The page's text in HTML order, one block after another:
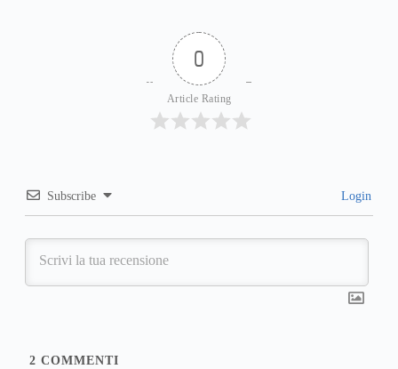
0
Article Rating
Subscribe Login
2 COMMENTI